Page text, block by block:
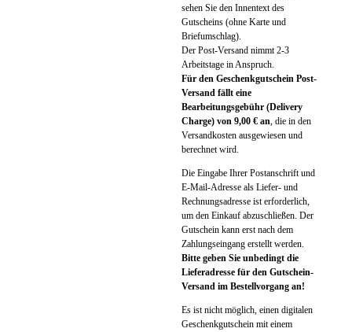
sehen Sie den Innentext des
Gutscheins (ohne Karte und
Briefumschlag).
Der Post-Versand nimmt 2-3
Arbeitstage in Anspruch.
Für den Geschenkgutschein Post-
Versand fällt eine
Bearbeitungsgebühr (Delivery
Charge) von 9,00 € an, die in den
Versandkosten ausgewiesen und
berechnet wird.
Die Eingabe Ihrer Postanschrift und
E-Mail-Adresse als Liefer- und
Rechnungsadresse ist erforderlich,
um den Einkauf abzuschließen. Der
Gutschein kann erst nach dem
Zahlungseingang erstellt werden.
Bitte geben Sie unbedingt die
Lieferadresse für den Gutschein-
Versand im Bestellvorgang an!
Es ist nicht möglich, einen digitalen
Geschenkgutschein mit einem